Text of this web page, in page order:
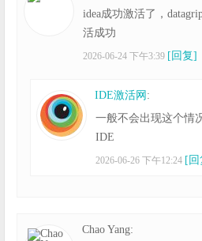
idea成功激活了，
活成功
2026-06-24 下午3:39 [回复]
IDE激活网 :
一般不会出现这个情
IDE
2026-06-26 下午12:24 [回
Chao Yang: